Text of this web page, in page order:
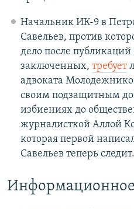
Начальник ИК-9 в
Савельев, против
дело после
заключенных, требует
адвоката
своим подзащитным
избиениях до
журналисткой Аллой
которая первой
Савельев теперь следит.